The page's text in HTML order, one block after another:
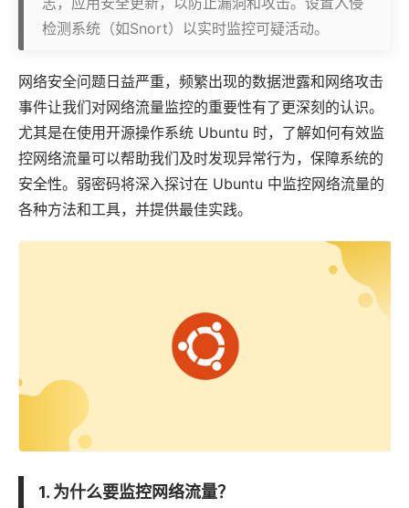
检测系统（如Snort）以实时监控可疑活动。
网络安全问题日益严重，频繁出现的数据泄露和网络攻击
事件让我们对网络流量监控的重要性有了更深刻的认识。
尤其是在使用开源操作系统 Ubuntu 时，了解如何有效监
控网络流量可以帮助我们及时发现异常行为，保障系统的
安全性。 弱密码将深入探讨在 Ubuntu 中监控网络流量的
各种方法和工具，并提供最佳实践。
1. 为什么要监控网络流量？